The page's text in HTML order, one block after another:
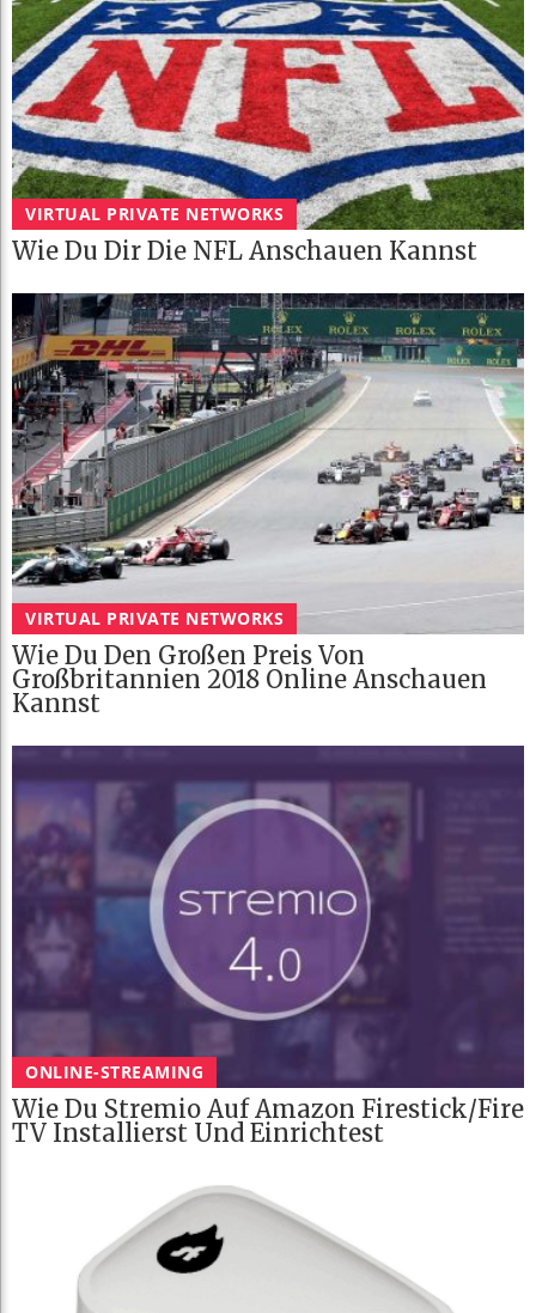
VIRTUAL PRIVATE NETWORKS
Wie Du Dir Die NFL Anschauen Kannst
VIRTUAL PRIVATE NETWORKS
Wie Du Den Großen Preis Von
Großbritannien 2018 Online Anschauen
Kannst
ONLINE-STREAMING
Wie Du Stremio Auf Amazon Firestick/Fire
TV Installierst Und Einrichtest